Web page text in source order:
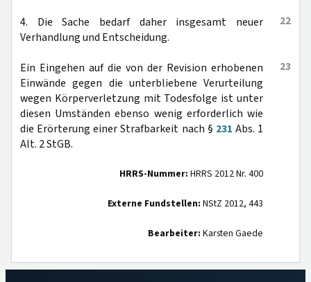
22
4. Die Sache bedarf daher insgesamt neuer
Verhandlung und Entscheidung.
23
Ein Eingehen auf die von der Revision erhobenen
Einwände gegen die unterbliebene Verurteilung
wegen Körperverletzung mit Todesfolge ist unter
diesen Umständen ebenso wenig erforderlich wie
die Erörterung einer Strafbarkeit nach § 231 Abs. 1
Alt. 2 StGB.
HRRS-Nummer: HRRS 2012 Nr. 400
Externe Fundstellen: NStZ 2012, 443
Bearbeiter: Karsten Gaede